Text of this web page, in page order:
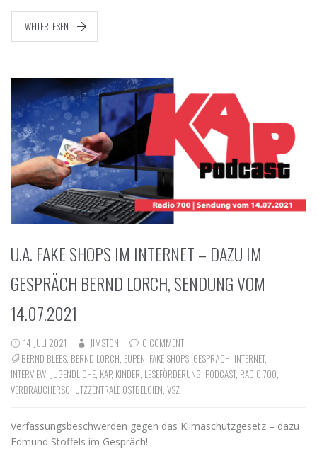
WEITERLESEN
U.A. FAKE SHOPS IM INTERNET – DAZU IM
GESPRÄCH BERND LORCH, SENDUNG VOM
14.07.2021
14 JULI 2021 JIMSTON
0 COMMENT
BERND BLEES BERND LORCH EUPEN FAKE SHOPS GESPRÄCH INTERNET,
INTERVIEW JUGENDLICHE KAP, KINDER LESEFÖRDERUNG PODCAST, RADIO 700
VERBRAUCHERSCHUTZZENTRALE OSTBELGIEN VSZ
Verfassungsbeschwerden gegen das Klimaschutzgesetz – dazu
Edmund Stoffels im Gespräch!